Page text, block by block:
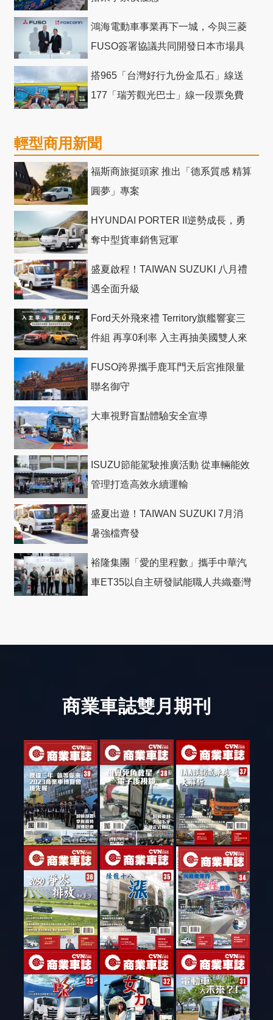
鴻海電動車事業再下一城，今與三菱
FUSO簽署協議共同開發日本市場具
搭965「台灣好行九份金瓜石」線送
177「瑞芳觀光巴士」線一段票免費
輕型商用新聞
福斯商旅挺頭家 推出「德系質感 精算
圓夢」專案
HYUNDAI PORTER II逆勢成長，勇
奪中型貨車銷售冠軍
盛夏啟程！TAIWAN SUZUKI 八月禮
遇全面升級
Ford天外飛來禮 Territory旗艦響宴三
件組 再享0利率 入主再抽美國雙人來
FUSO跨界攜手鹿耳門天后宮推限量
聯名御守
大車視野盲點體驗安全宣導
ISUZU節能駕駛推廣活動 從車輛能效
管理打造高效永續運輸
盛夏出遊！TAIWAN SUZUKI 7月消
暑強檔齊發
裕隆集團「愛的里程數」攜手中華汽
車ET35以自主研發賦能職人共織臺灣
商業車誌雙月期刊